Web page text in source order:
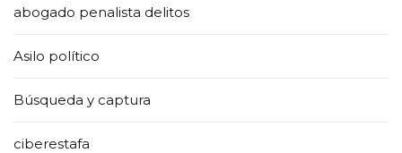
abogado penalista delitos
Asilo político
Búsqueda y captura
ciberestafa